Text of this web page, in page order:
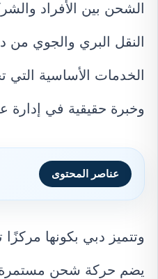
الشحن بين الأفراد
النقل البري والجوي
الخدمات الأساسية التي
وخبرة حقيقية في إدارة
عناصر المحتوى
وتتميز دبي بكونها
يضم حركة شحن مستمرة